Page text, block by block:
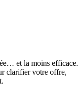
et la moins efficace.
clarifier votre offre,